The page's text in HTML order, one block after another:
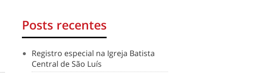
Posts recentes
Registro especial na Igreja Batista
Central de São Luís